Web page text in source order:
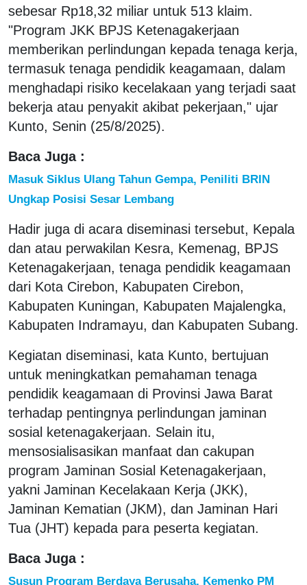
sebesar Rp18,32 miliar untuk 513 klaim.
"Program JKK BPJS Ketenagakerjaan
memberikan perlindungan kepada tenaga kerja,
termasuk tenaga pendidik keagamaan, dalam
menghadapi risiko kecelakaan yang terjadi saat
bekerja atau penyakit akibat pekerjaan," ujar
Kunto, Senin (25/8/2025).
Baca Juga :
Masuk Siklus Ulang Tahun Gempa, Peniliti BRIN
Ungkap Posisi Sesar Lembang
Hadir juga di acara diseminasi tersebut, Kepala
dan atau perwakilan Kesra, Kemenag, BPJS
Ketenagakerjaan, tenaga pendidik keagamaan
dari Kota Cirebon, Kabupaten Cirebon,
Kabupaten Kuningan, Kabupaten Majalengka,
Kabupaten Indramayu, dan Kabupaten Subang.
Kegiatan diseminasi, kata Kunto, bertujuan
untuk meningkatkan pemahaman tenaga
pendidik keagamaan di Provinsi Jawa Barat
terhadap pentingnya perlindungan jaminan
sosial ketenagakerjaan. Selain itu,
mensosialisasikan manfaat dan cakupan
program Jaminan Sosial Ketenagakerjaan,
yakni Jaminan Kecelakaan Kerja (JKK),
Jaminan Kematian (JKM), dan Jaminan Hari
Tua (JHT) kepada para peserta kegiatan.
Baca Juga :
Susun Program Berdaya Berusaha, Kemenko PM